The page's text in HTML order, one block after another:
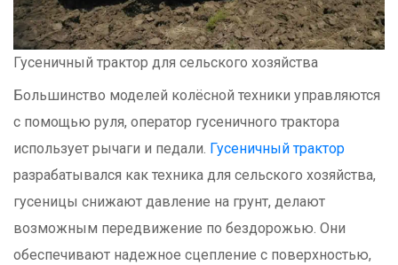
Гусеничный трактор для сельского хозяйства
Большинство моделей колёсной техники управляются
с помощью руля, оператор гусеничного трактора
использует рычаги и педали. Гусеничный трактор
разрабатывался как техника для сельского хозяйства,
гусеницы снижают давление на грунт, делают
возможным передвижение по бездорожью. Они
обеспечивают надежное сцепление с поверхностью,